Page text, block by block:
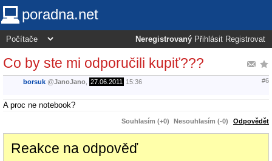
poradna.net
Neregistrovaný Přihlásit Registrovat
Co by ste mi odporučili kupiť???
borsuk @JanoJano 27.06.2011 15:36 #6
A proc ne notebook?
Souhlasím (+0) Nesouhlasím (-0) Odpovědět
Reakce na odpověď